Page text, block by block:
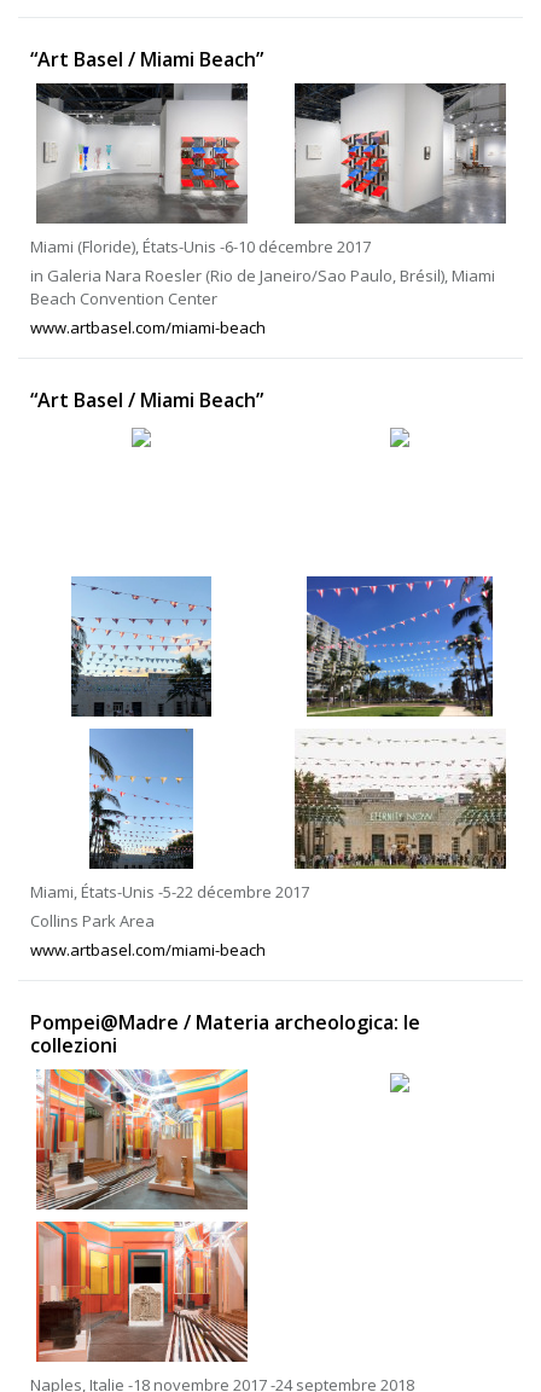
“Art Basel / Miami Beach”
Miami (Floride), États-Unis -6-10 décembre 2017
in Galeria Nara Roesler (Rio de Janeiro/Sao Paulo, Brésil), Miami
Beach Convention Center
www.artbasel.com/miami-beach
“Art Basel / Miami Beach”
Miami, États-Unis -5-22 décembre 2017
Collins Park Area
www.artbasel.com/miami-beach
Pompei@Madre / Materia archeologica: le
collezioni
Naples, Italie -18 novembre 2017 -24 septembre 2018